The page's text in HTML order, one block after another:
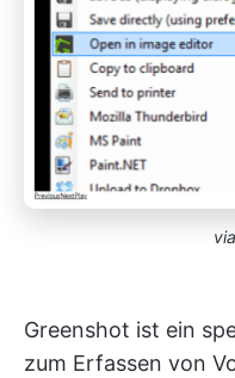
via
Greenshot ist ein
zum Erfassen von